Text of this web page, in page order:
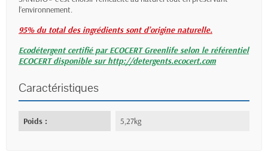
l’environnement.
95% du total des ingrédients sont d’origine naturelle.
Ecodétergent certifié par ECOCERT Greenlife selon le référentiel
ECOCERT disponible sur http://detergents.ecocert.com
Caractéristiques
Poids : 5,27kg